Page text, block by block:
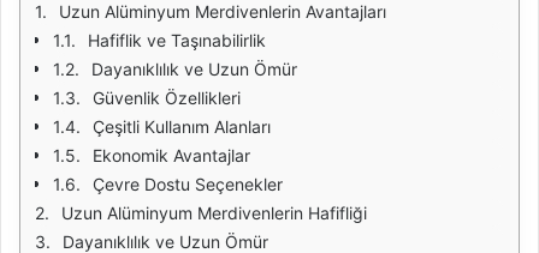
Uzun Alüminyum Merdivenlerin Avantajları
Hafiflik ve Taşınabilirlik
Dayanıklılık ve Uzun Ömür
Güvenlik Özellikleri
Çeşitli Kullanım Alanları
Ekonomik Avantajlar
Çevre Dostu Seçenekler
Uzun Alüminyum Merdivenlerin Hafifliği
Dayanıklılık ve Uzun Ömür